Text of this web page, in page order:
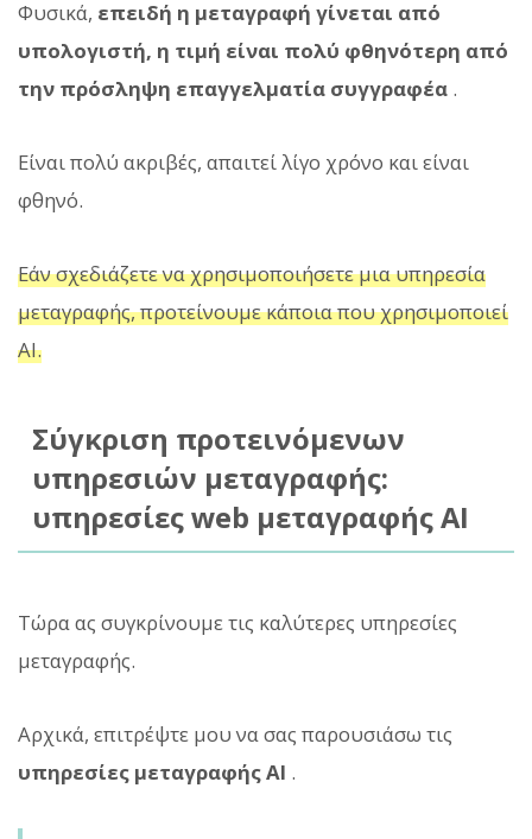
Φυσικά, επειδή η μεταγραφή γίνεται από
υπολογιστή, η τιμή είναι πολύ φθηνότερη από
την πρόσληψη επαγγελματία συγγραφέα .
Είναι πολύ ακριβές, απαιτεί λίγο χρόνο και είναι
φθηνό.
Εάν σχεδιάζετε να χρησιμοποιήσετε μια υπηρεσία
μεταγραφής, προτείνουμε κάποια που χρησιμοποιεί
AI.
Σύγκριση προτεινόμενων
υπηρεσιών μεταγραφής:
υπηρεσίες web μεταγραφής AI
Τώρα ας συγκρίνουμε τις καλύτερες υπηρεσίες
μεταγραφής.
Αρχικά, επιτρέψτε μου να σας παρουσιάσω τις
υπηρεσίες μεταγραφής AI .